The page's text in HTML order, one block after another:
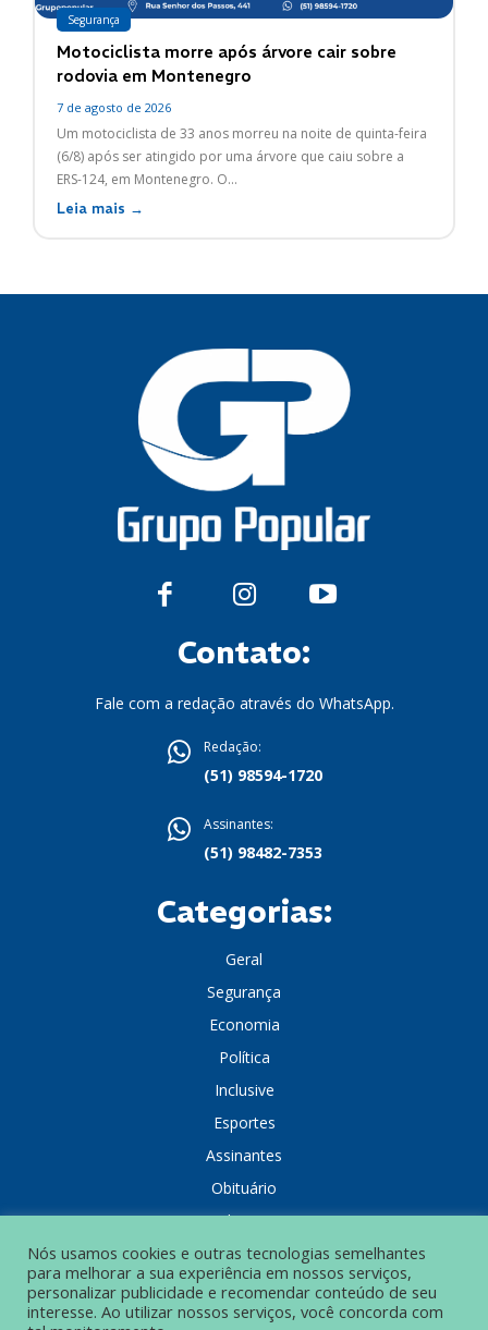
Segurança
Motociclista morre após árvore cair sobre
rodovia em Montenegro
7 de agosto de 2026
Um motociclista de 33 anos morreu na noite de quinta-feira
(6/8) após ser atingido por uma árvore que caiu sobre a
ERS-124, em Montenegro. O...
Leia mais →
Contato:
Fale com a redação através do WhatsApp.
Redação:
(51) 98594-1720
Assinantes:
(51) 98482-7353
Categorias:
Geral
Segurança
Economia
Política
Inclusive
Esportes
Assinantes
Obituário
Colunistas
Nós usamos cookies e outras tecnologias semelhantes
para melhorar a sua experiência em nossos serviços,
personalizar publicidade e recomendar conteúdo de seu
interesse. Ao utilizar nossos serviços, você concorda com